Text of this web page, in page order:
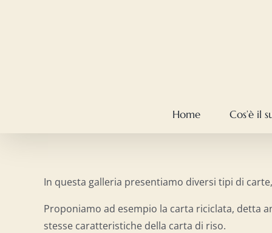
Home Cos’è il
In questa galleria presentiamo diversi tipi di
Proponiamo ad esempio la carta riciclata, detta
stesse caratteristiche della carta di riso.